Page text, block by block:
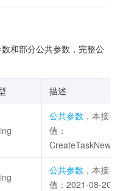
和部分公共参数，完整公
描述
公共参数 ，本接
值：
CreateTaskNew。
公共参数 ，本接
值：2021-08-20。